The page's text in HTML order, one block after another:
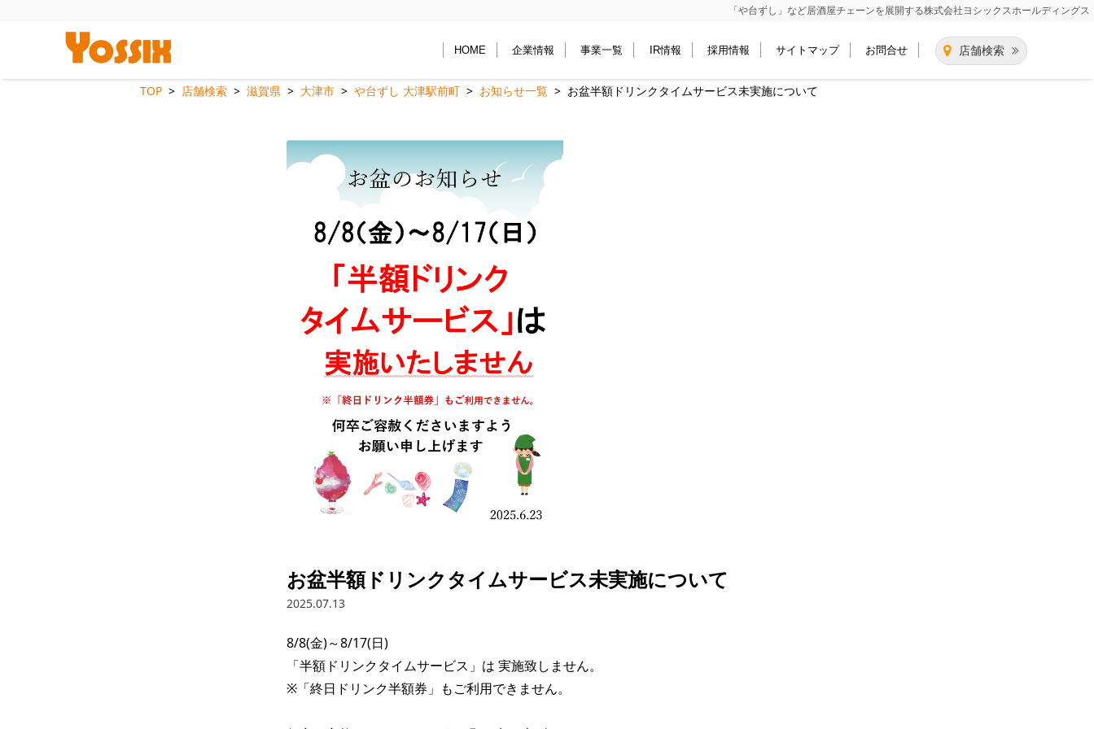
「や台ずし」など居酒屋チェーンを展開する株式会社ヨシックスホールディングス
店舗検索
HOME 企業情報 事業一覧 IR情報 採用情報 サイトマップ お問合せ
TOP 店舗検索 滋賀県 大津市 や台ずし 大津駅前町 お知らせ一覧 お盆半額ドリンクタイムサービス未実施について
お盆半額ドリンクタイムサービス未実施について
2025.07.13
8/8(金)～8/17(日)
「半額ドリンクタイムサービス」は 実施致しません。
※「終日ドリンク半額券」もご利用できません。